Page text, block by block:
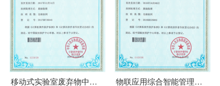
移动式实验室废弃物中转
物联应用综合智能管理云